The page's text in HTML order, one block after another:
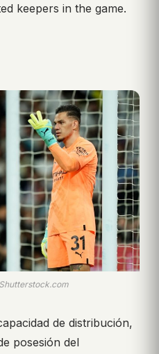
keepers in the game.
de distribución,
posesión del